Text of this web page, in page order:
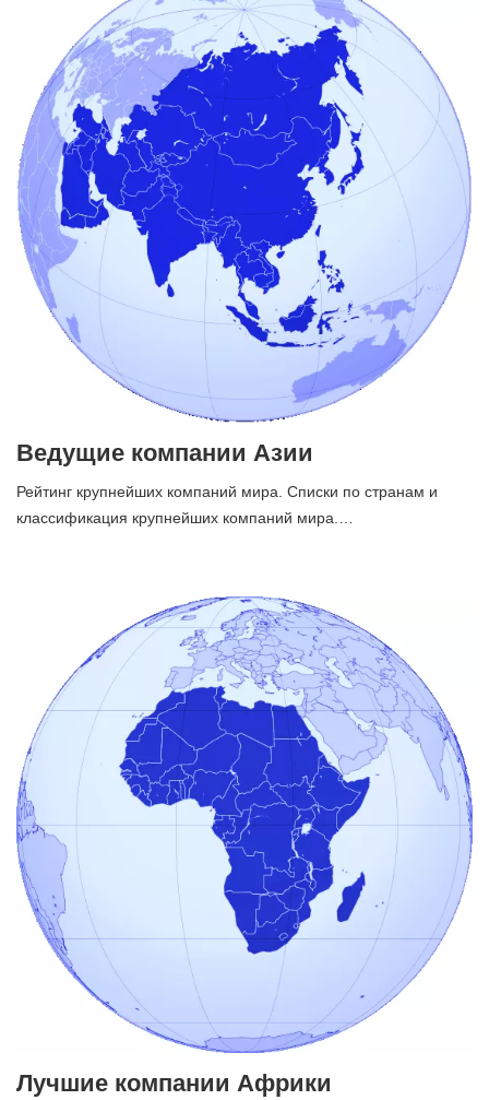
Ведущие компании Азии
Рейтинг крупнейших компаний мира. Списки по странам и
классификация крупнейших компаний мира.…
Лучшие компании Африки